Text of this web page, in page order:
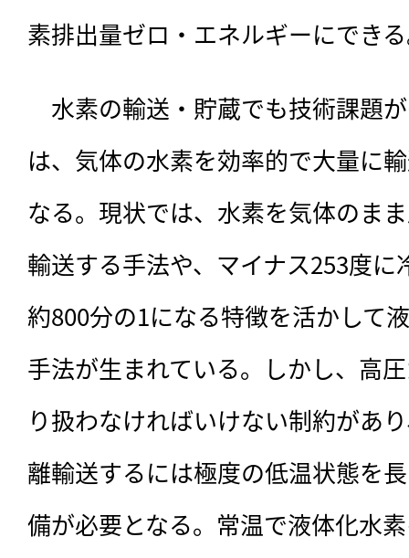
素排出量ゼロ・エネルギーにでき
水素の輸送・貯蔵でも技術課題
は、気体の水素を効率的で大量に
なる。現状では、水素を気体のま
輸送する手法や、マイナス253度
約800分の1になる特徴を活かして
手法が生まれている。しかし、高
り扱わなければいけない制約があ
離輸送するには極度の低温状態を
備が必要となる。常温で液体化水